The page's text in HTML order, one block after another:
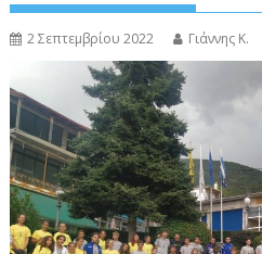
2 Σεπτεμβρίου 2022 Γιάννης Κ.